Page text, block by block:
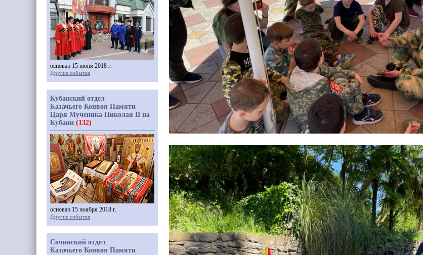
основан 15 июня 2018 г.
Другие события
Кубанский отдел
Казачьего Конвоя Памяти
Царя Мученика Николая II на
Кубани (132)
основан 15 ноября 2018 г.
Другие события
Сочинский отдел
Казачьего Конвоя Памяти